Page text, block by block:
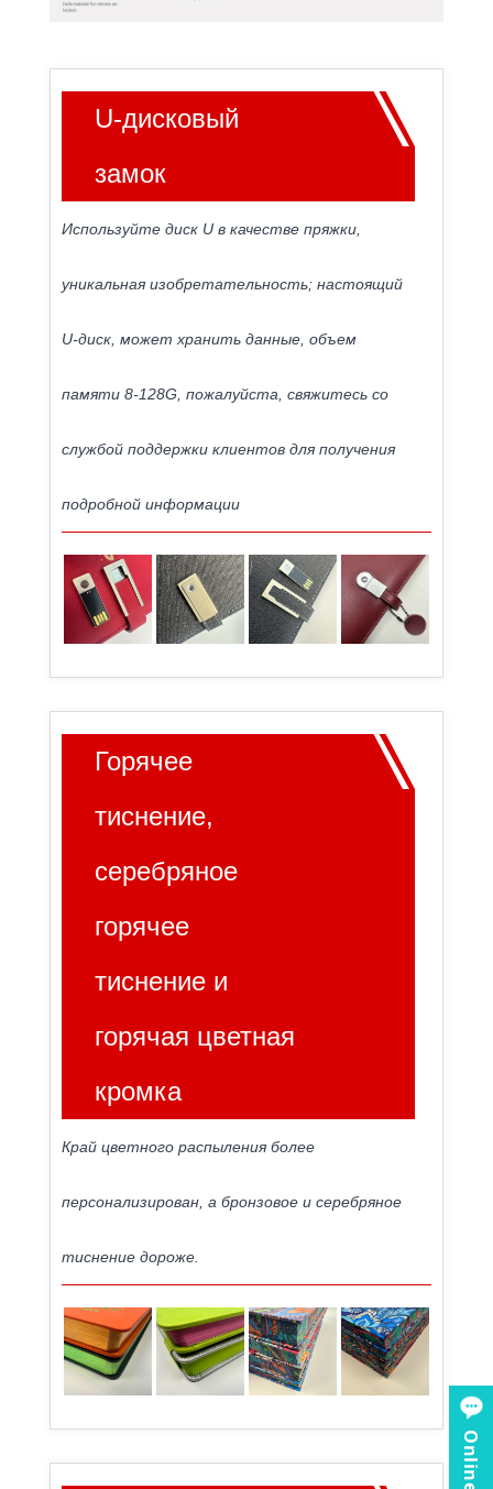
U-дисковый
замок
Используйте диск U в качестве пряжки,
уникальная изобретательность; настоящий
U-диск, может хранить данные, объем
памяти 8-128G, пожалуйста, свяжитесь со
службой поддержки клиентов для получения
подробной информации
Горячее
тиснение,
серебряное
горячее
тиснение и
горячая цветная
кромка
Край цветного распыления более
персонализирован, а бронзовое и серебряное
тиснение дороже.